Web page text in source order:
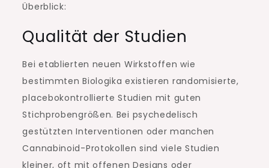
Überblick:
Qualität der Studien
Bei etablierten neuen Wirkstoffen wie
bestimmten Biologika existieren randomisierte,
placebokontrollierte Studien mit guten
Stichprobengrößen. Bei psychedelisch
gestützten Interventionen oder manchen
Cannabinoid-Protokollen sind viele Studien
kleiner, oft mit offenen Designs oder